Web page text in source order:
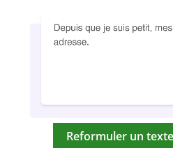
Reformuler un